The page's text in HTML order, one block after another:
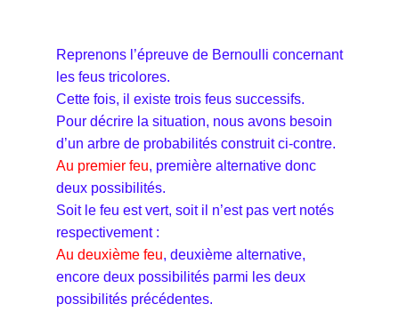
Reprenons l’épreuve de Bernoulli concernant
les feus tricolores.
Cette fois, il existe trois feus successifs.
Pour décrire la situation, nous avons besoin
d’un arbre de probabilités construit ci-contre.
Au premier feu, première alternative donc
deux possibilités.
Soit le feu est vert, soit il n’est pas vert notés
respectivement :
Au deuxième feu, deuxième alternative,
encore deux possibilités parmi les deux
possibilités précédentes.